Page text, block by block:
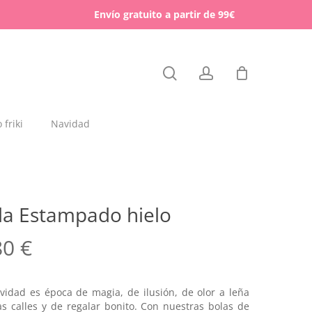
Envío gratuito a partir de 99€
dedicados
para mascotas
friki Navidad
Close
Estampado hielo
€
es época de magia, de ilusión, de olor a leña
calles y de regalar bonito. Con nuestras bolas de